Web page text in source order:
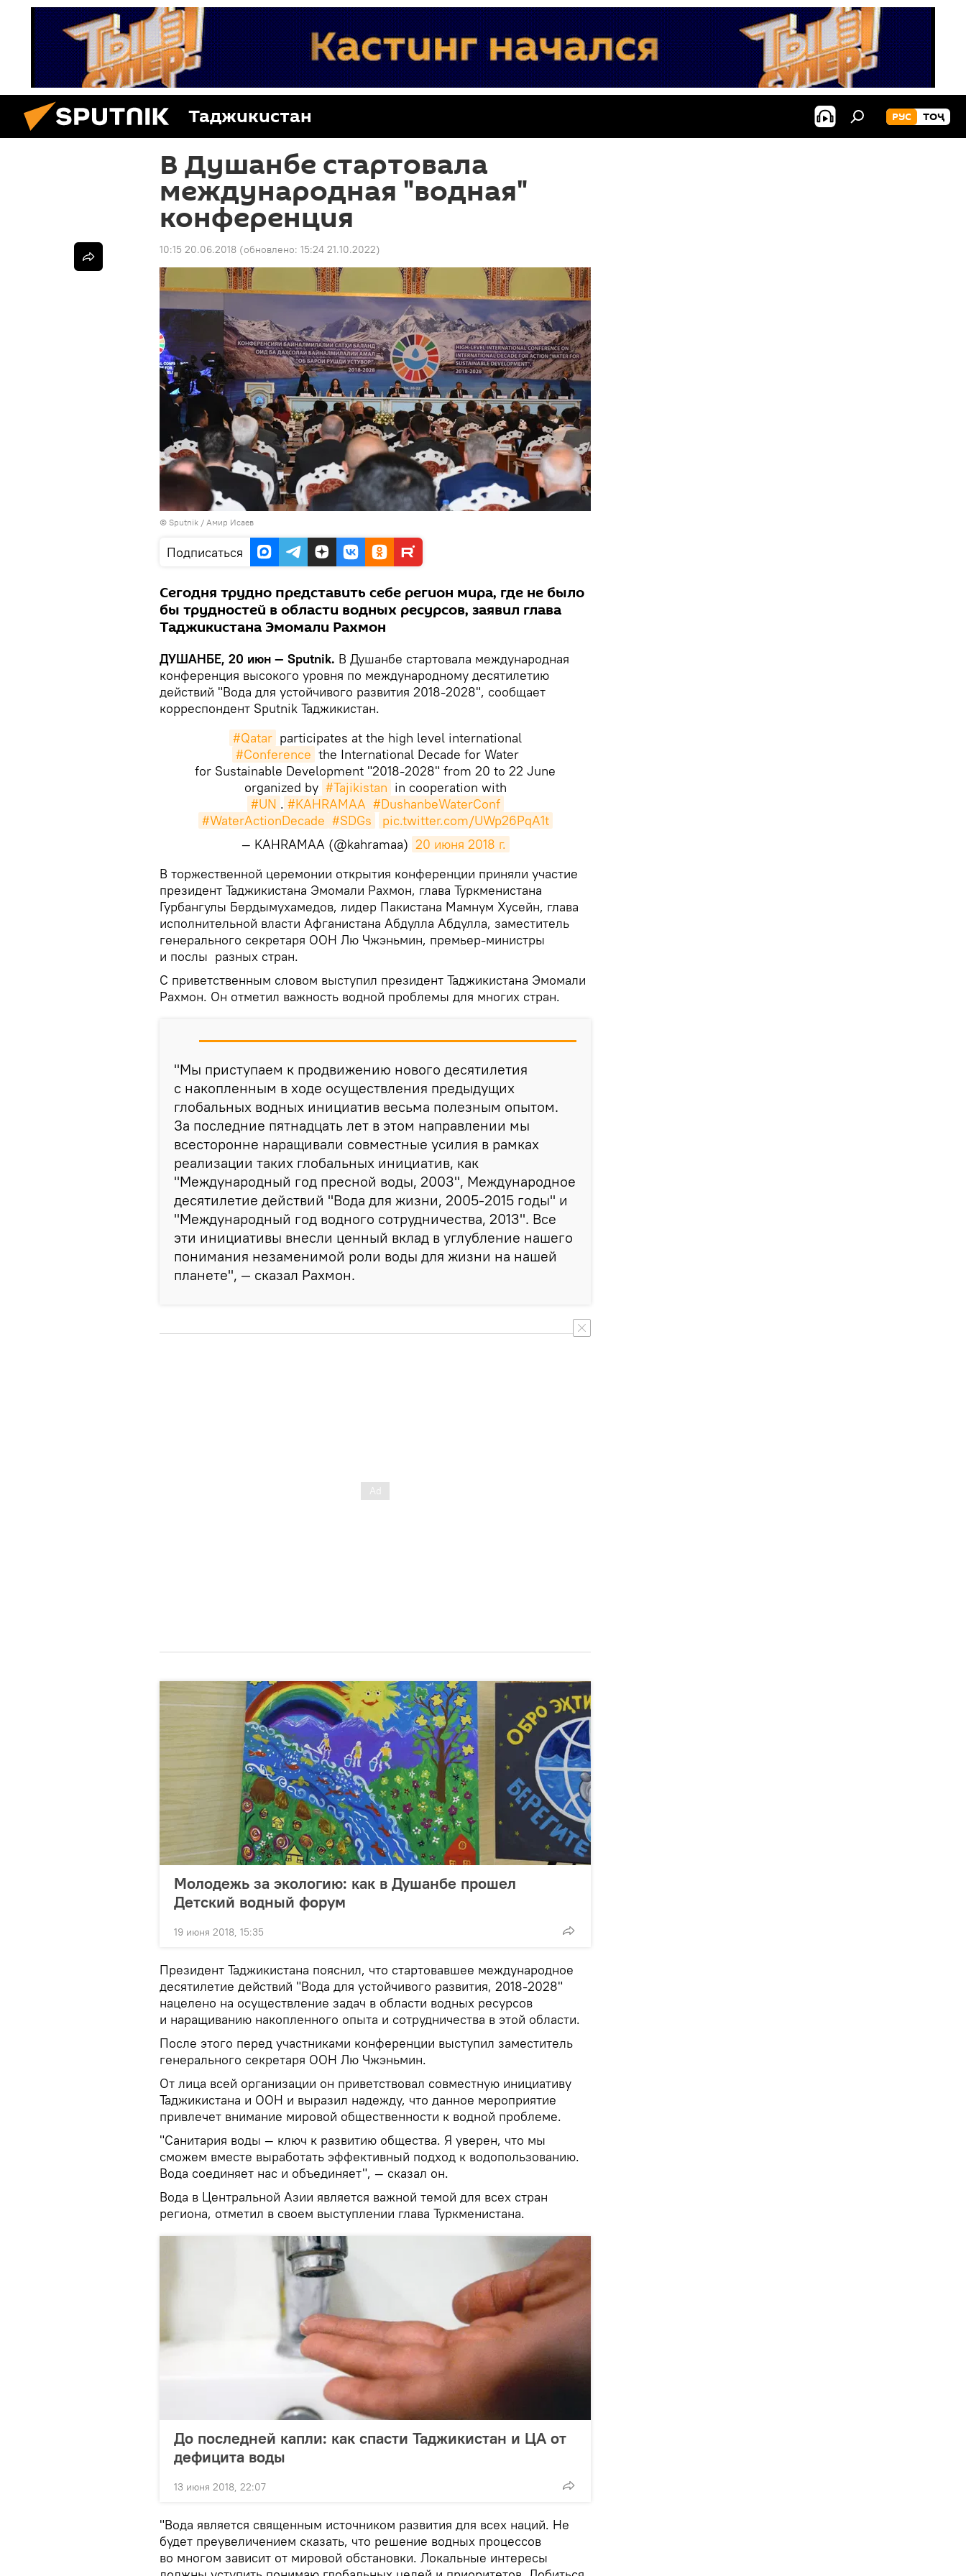
Таджикистан РУС ТОҶ
В Душанбе стартовала
международная "водная"
конференция
10:15 20.06.2018 (обновлено: 15:24 21.10.2022)
© Sputnik / Амир Исаев
Подписаться
Сегодня трудно представить себе регион мира, где не было
бы трудностей в области водных ресурсов, заявил глава
Таджикистана Эмомали Рахмон
ДУШАНБЕ, 20 июн — Sputnik. В Душанбе стартовала международная
конференция высокого уровня по международному десятилетию
действий "Вода для устойчивого развития 2018-2028", сообщает
корреспондент Sputnik Таджикистан.
#Qatar participates at the high level international
#Conference the International Decade for Water
for Sustainable Development "2018-2028" from 20 to 22 June
organized by #Tajikistan in cooperation with
#UN . #KAHRAMAA #DushanbeWaterConf
#WaterActionDecade #SDGs
pic.twitter.com/UWp26PqA1t
— KAHRAMAA (@kahramaa) 20 июня 2018 г.
В торжественной церемонии открытия конференции приняли участие
президент Таджикистана Эмомали Рахмон, глава Туркменистана
Гурбангулы Бердымухамедов, лидер Пакистана Мамнум Хусейн, глава
исполнительной власти Афганистана Абдулла Абдулла, заместитель
генерального секретаря ООН Лю Чжэньмин, премьер-министры
и послы разных стран.
С приветственным словом выступил президент Таджикистана Эмомали
Рахмон. Он отметил важность водной проблемы для многих стран.
"Мы приступаем к продвижению нового десятилетия
с накопленным в ходе осуществления предыдущих
глобальных водных инициатив весьма полезным опытом.
За последние пятнадцать лет в этом направлении мы
всесторонне наращивали совместные усилия в рамках
реализации таких глобальных инициатив, как
"Международный год пресной воды, 2003", Международное
десятилетие действий "Вода для жизни, 2005-2015 годы" и
"Международный год водного сотрудничества, 2013". Все
эти инициативы внесли ценный вклад в углубление нашего
понимания незаменимой роли воды для жизни на нашей
планете", — сказал Рахмон.
Молодежь за экологию: как в Душанбе прошел
Детский водный форум
19 июня 2018, 15:35
Президент Таджикистана пояснил, что стартовавшее международное
десятилетие действий "Вода для устойчивого развития, 2018-2028"
нацелено на осуществление задач в области водных ресурсов
и наращиванию накопленного опыта и сотрудничества в этой области.
После этого перед участниками конференции выступил заместитель
генерального секретаря ООН Лю Чжэньмин.
От лица всей организации он приветствовал совместную инициативу
Таджикистана и ООН и выразил надежду, что данное мероприятие
привлечет внимание мировой общественности к водной проблеме.
"Санитария воды — ключ к развитию общества. Я уверен, что мы
сможем вместе выработать эффективный подход к водопользованию.
Вода соединяет нас и объединяет", — сказал он.
Вода в Центральной Азии является важной темой для всех стран
региона, отметил в своем выступлении глава Туркменистана.
До последней капли: как спасти Таджикистан и ЦА от
дефицита воды
13 июня 2018, 22:07
"Вода является священным источником развития для всех наций. Не
будет преувеличением сказать, что решение водных процессов
во многом зависит от мировой обстановки. Локальные интересы